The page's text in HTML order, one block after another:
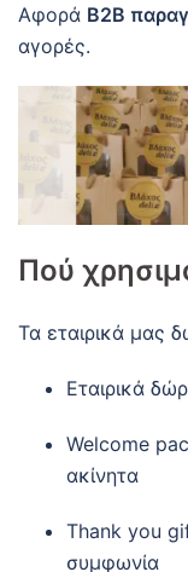
Αφορά B2B
αγορές.
Πού
Τα εταιρικά μας
Εταιρικά
Welcome
ακίνητα
Thank you
συμφωνία